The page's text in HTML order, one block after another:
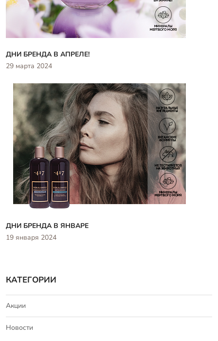
ДНИ БРЕНДА В АПРЕЛЕ!
29 марта 2024
ДНИ БРЕНДА В ЯНВАРЕ
19 января 2024
КАТЕГОРИИ
Акции
Новости